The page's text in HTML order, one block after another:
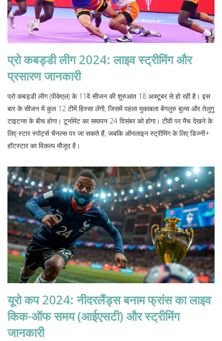
प्रो कबड्डी लीग 2024: लाइव स्ट्रीमिंग और
प्रसारण जानकारी
प्रो कबड्डी लीग (पीकेएल) के 11वें सीजन की शुरुआत 18 अक्टूबर से हो रही है। इस
बार के सीजन में कुल 12 टीमें हिस्सा लेंगी, जिसमें पहला मुकाबला बेंगलुरु बुल्स और तेलुगु
टाइटन्स के बीच होगा। टूर्नामेंट का समापन 24 दिसंबर को होगा। टीवी पर मैच देखने के
लिए स्टार स्पोर्ट्स चैनल्स पर जा सकते हैं, जबकि ऑनलाइन स्ट्रीमिंग के लिए डिज्नी+
हॉटस्टार का विकल्प मौजूद है।
यूरो कप 2024: नीदरलैंड्स बनाम फ्रांस का लाइव
किक-ऑफ समय (आईएसटी) और स्ट्रीमिंग
जानकारी